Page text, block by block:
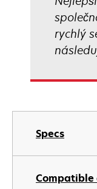
Specs
Compatible
rychlý